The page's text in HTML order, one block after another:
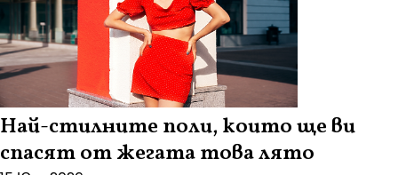
Най-стилните поли, които ще ви
спасят от жегата това лято